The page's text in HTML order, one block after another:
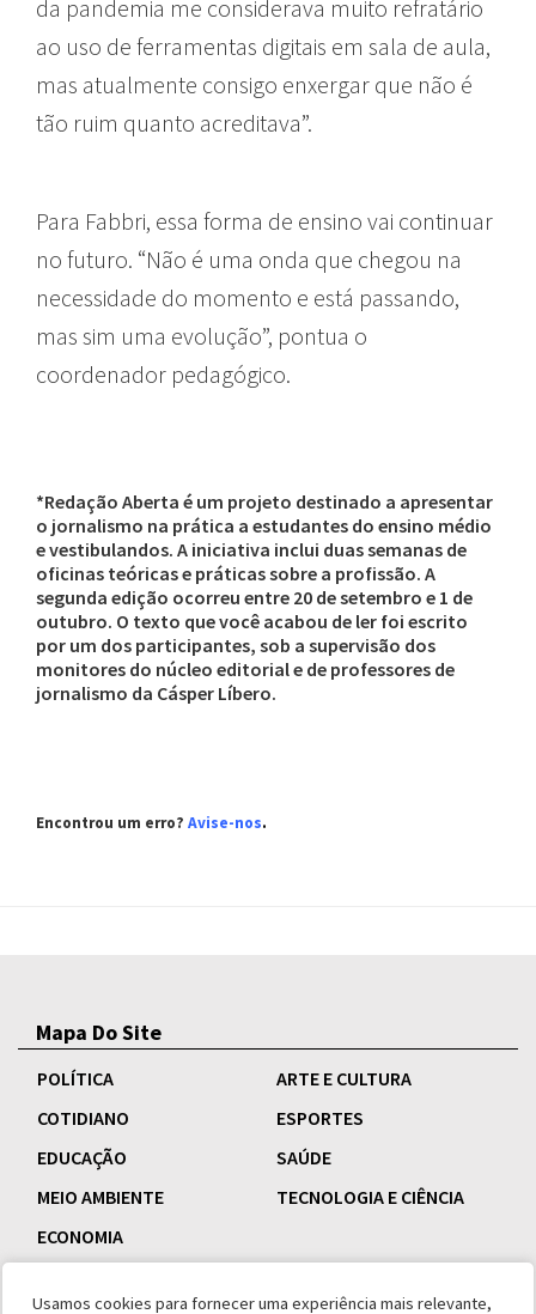
da pandemia me considerava muito refratário
ao uso de ferramentas digitais em sala de aula,
mas atualmente consigo enxergar que não é
tão ruim quanto acreditava”.
Para Fabbri, essa forma de ensino vai continuar
no futuro. “Não é uma onda que chegou na
necessidade do momento e está passando,
mas sim uma evolução”, pontua o
coordenador pedagógico.
*Redação Aberta é um projeto destinado a apresentar
o jornalismo na prática a estudantes do ensino médio
e vestibulandos. A iniciativa inclui duas semanas de
oficinas teóricas e práticas sobre a profissão. A
segunda edição ocorreu entre 20 de setembro e 1 de
outubro. O texto que você acabou de ler foi escrito
por um dos participantes, sob a supervisão dos
monitores do núcleo editorial e de professores de
jornalismo da Cásper Líbero.
Encontrou um erro? Avise-nos.
Mapa Do Site
POLÍTICA
ARTE E CULTURA
COTIDIANO
ESPORTES
EDUCAÇÃO
SAÚDE
MEIO AMBIENTE
TECNOLOGIA E CIÊNCIA
ECONOMIA
Usamos cookies para fornecer uma experiência mais relevante,